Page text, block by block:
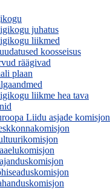
juhatus
liikmed
koosseisus
räägivad
plaan
liikme hea tava
Liidu asjade komisjon